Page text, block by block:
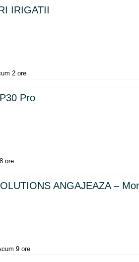
IRIGATII
2 ore
Pro
ore
ANGAJEAZA –
9 ore